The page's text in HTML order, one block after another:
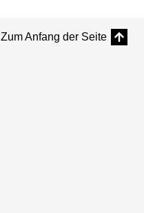
Zum Anfang der Seite